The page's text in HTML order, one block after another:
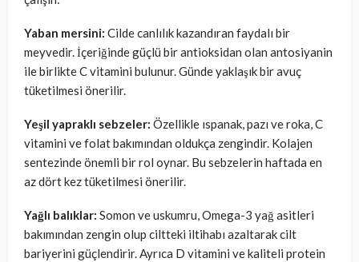
Yaban mersini: Cilde canlılık kazandıran faydalı bir
meyvedir. İçeriğinde güçlü bir antioksidan olan antosiyanin
ile birlikte C vitamini bulunur. Günde yaklaşık bir avuç
tüketilmesi önerilir.
Yeşil yapraklı sebzeler: Özellikle ıspanak, pazı ve roka, C
vitamini ve folat bakımından oldukça zengindir. Kolajen
sentezinde önemli bir rol oynar. Bu sebzelerin haftada en
az dört kez tüketilmesi önerilir.
Yağlı balıklar: Somon ve uskumru, Omega-3 yağ asitleri
bakımından zengin olup ciltteki iltihabı azaltarak cilt
bariyerini güçlendirir. Ayrıca D vitamini ve kaliteli protein